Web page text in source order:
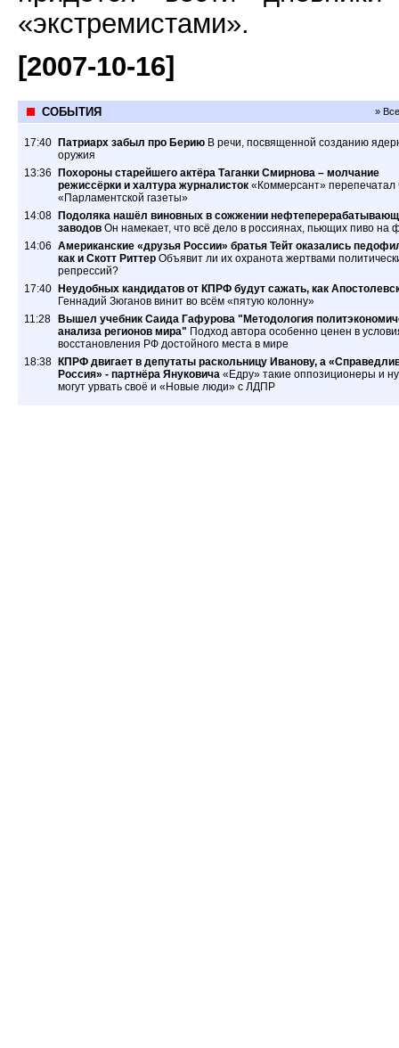
«экстремистами».
[2007-10-16]
СОБЫТИЯ »
17:40 Патриарх забыл про Берию В речи, посвященной созданию
оружия
13:36 Похороны старейшего актёра Таганки Смирнова – молчание
режиссёрки и халтура журналисток «Коммерсант» перепечатал
«Парламентской газеты»
14:08 Подоляка нашёл виновных в сожжении
заводов Он намекает, что всё дело в россиянах, пьющих пиво на
14:06 Американские «друзья России» братья Тейт оказались
как и Скотт Риттер Объявит ли их охранота жертвами
репрессий?
17:40 Неудобных кандидатов от КПРФ будут сажать, как
Геннадий Зюганов винит во всём «пятую колонну»
11:28 Вышел учебник Саида Гафурова "Методология
анализа регионов мира" Подход автора особенно ценен в
восстановления РФ достойного места в мире
18:38 КПРФ двигает в депутаты раскольницу Иванову, а
Россия» - партнёра Януковича «Едру» такие оппозиционеры и
могут урвать своё и «Новые люди» с ЛДПР